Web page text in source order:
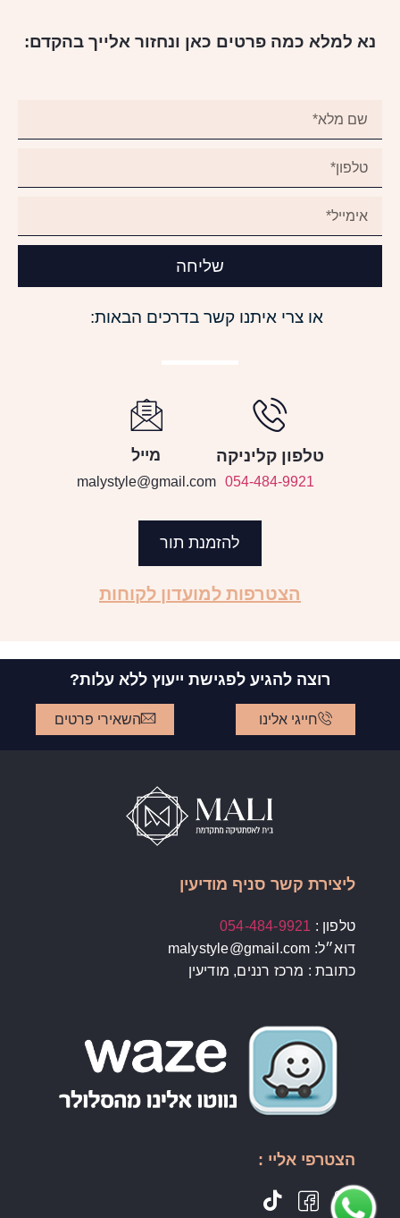
נא למלא כמה פרטים כאן ונחזור אלייך בהקדם:
שליחה
או צרי איתנו קשר בדרכים הבאות:
טלפון קליניקה
054-484-9921
מייל
malystyle@gmail.com
להזמנת תור
הצטרפות למועדון לקוחות
רוצה להגיע לפגישת ייעוץ ללא עלות?
חייגי אלינו השאירי פרטים
ליצירת קשר סניף מודיעין
טלפון : 054-484-9921
דוא״ל: malystyle@gmail.com
כתובת : מרכז רננים, מודיעין
הצטרפי אליי :